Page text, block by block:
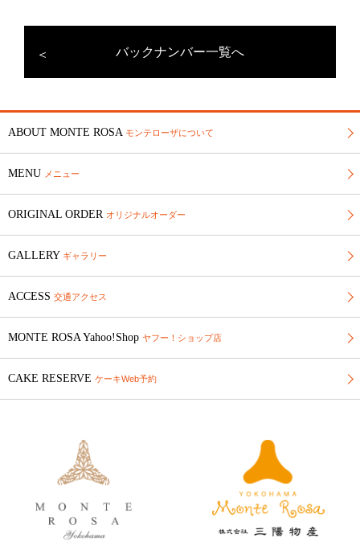
バックナンバー一覧へ
ABOUT MONTE ROSA モンテローザについて
MENU メニュー
ORIGINAL ORDER オリジナルオーダー
GALLERY ギャラリー
ACCESS 交通アクセス
MONTE ROSA Yahoo!Shop ヤフー！ショップ店
CAKE RESERVE ケーキWeb予約